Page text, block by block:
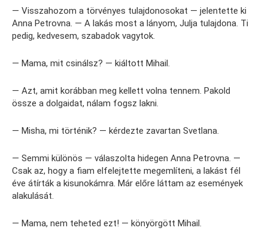
— Visszahozom a törvényes tulajdonosokat — jelentette ki
Anna Petrovna. — A lakás most a lányom, Julja tulajdona. Ti
pedig, kedvesem, szabadok vagytok.
— Mama, mit csinálsz? — kiáltott Mihail.
— Azt, amit korábban meg kellett volna tennem. Pakold
össze a dolgaidat, nálam fogsz lakni.
— Misha, mi történik? — kérdezte zavartan Svetlana.
— Semmi különös — válaszolta hidegen Anna Petrovna. —
Csak az, hogy a fiam elfelejtette megemlíteni, a lakást fél
éve átírták a kisunokámra. Már előre láttam az események
alakulását.
— Mama, nem teheted ezt! — könyörgött Mihail.